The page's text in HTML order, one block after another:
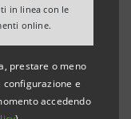
in linea con le
online.
prestare o meno
configurazione e
accedendo